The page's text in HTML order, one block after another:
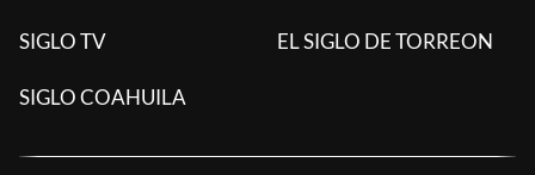
SIGLO TV EL SIGLO DE TORREON
SIGLO COAHUILA